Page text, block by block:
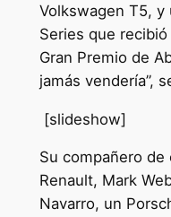
Volkswagen T5, y
Series que
Gran Premio de
jamás vendería”,
[slideshow]
Su compañero de
Renault, Mark
Navarro, un